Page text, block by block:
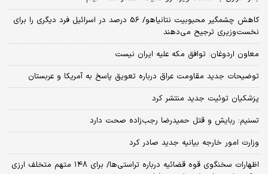
کاهش چشمگیر محبوبیت نتانیاهو/ 56 درصد در اسرائیل فرد دیگری را برای
نخست‌وزیری ترجیح می‌دهند
معاون اردوغان: توافق مکه علیه ایران نیست
توضیحات جدید مقاومت عراق درباره تعویق پاسخ به آمریکا و عربستان
پزشکیان توئیت جدید منتشر کرد
تسنیم: ربایش و قتل حمیدرضا رجب‌زاده صحت دارد
وزارت امور خارجه بیانیه جدید صادر کرد
اظهارات سخنگوی قوه قضائیه درباره تراستی‌ها/ برای ۱۴۸ متهم متخلف ارزی